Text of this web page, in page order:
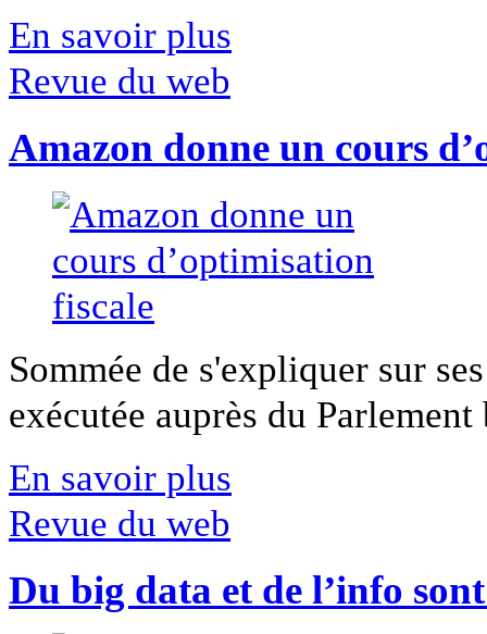
En savoir plus
Revue du web
Amazon donne un cours
Sommée de s'expliquer sur
exécutée auprès du
En savoir plus
Revue du web
Du big data et de l’info